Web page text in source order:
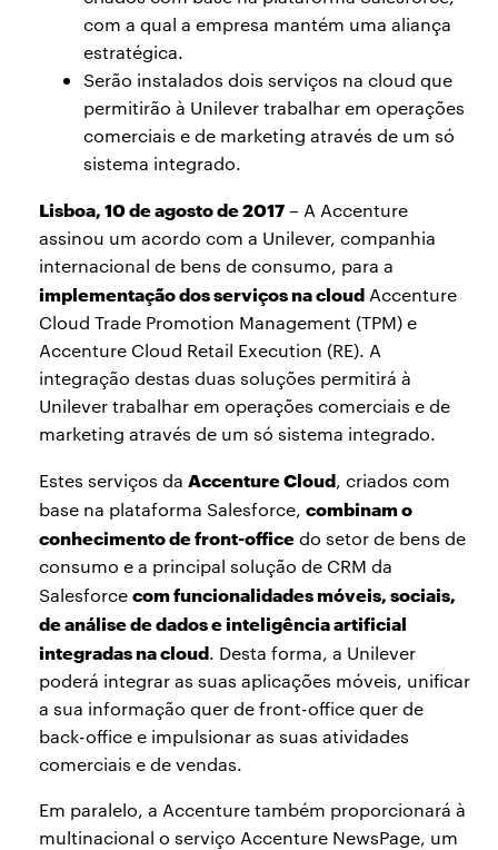
com a qual a empresa mantém uma aliança
estratégica.
Serão instalados dois serviços na cloud que
permitirão à Unilever trabalhar em operações
comerciais e de marketing através de um só
sistema integrado.
Lisboa, 10 de agosto de 2017– A Accenture
assinou um acordo com a Unilever, companhia
internacional de bens de consumo, para a
implementação dos serviços na cloud Accenture
Cloud Trade Promotion Management (TPM) e
Accenture Cloud Retail Execution (RE). A
integração destas duas soluções permitirá à
Unilever trabalhar em operações comerciais e de
marketing através de um só sistema integrado.
Estes serviços da Accenture Cloud, criados com
base na plataforma Salesforce, combinam o
conhecimento de front-officedo setor de bens de
consumo e a principal solução de CRM da
Salesforcecom funcionalidades móveis, sociais,
de análise de dados e inteligência artificial
integradas na cloud. Desta forma, a Unilever
poderá integrar as suas aplicações móveis, unificar
a sua informação quer de front-office quer de
back-office e impulsionar as suas atividades
comerciais e de vendas.
Em paralelo, a Accenture também proporcionará à
multinacional o serviço Accenture NewsPage, um